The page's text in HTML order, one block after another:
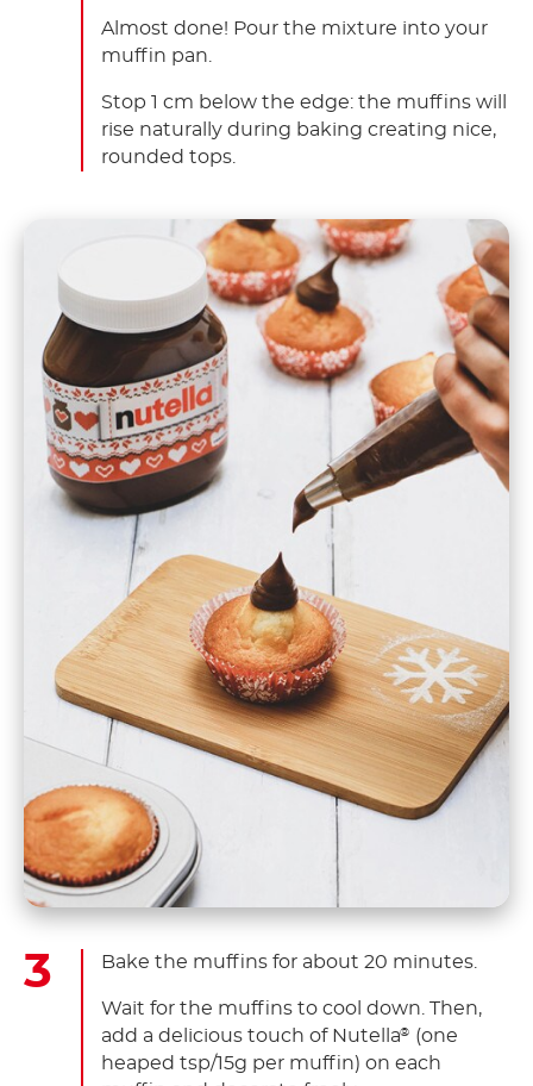
Almost done! Pour the mixture into your
muffin pan. ​
Stop 1 cm below the edge: the muffins will
rise naturally during baking creating nice,
rounded tops.
Bake the muffins for about 20 minutes.
Wait for the muffins to cool down. Then,
add a delicious touch of Nutella® (one
heaped tsp/15g per muffin) on each